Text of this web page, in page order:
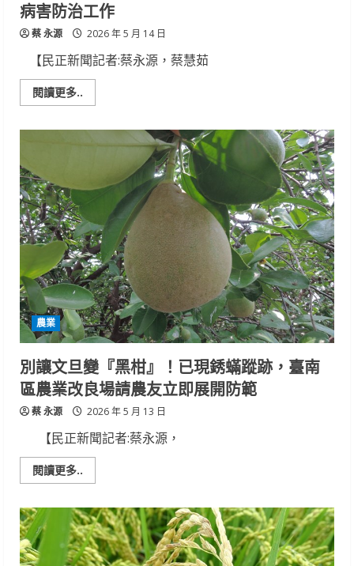
友
設
牛
產
卵
病害防治工作
蔡 永源 2026 年 5 月 14 日
【民正新聞記者:蔡永源，蔡慧茹
閱讀更多..
more
季
南
農
改
場
籲
農
友
加
強
作
物
病
害
防
治
工
作
農業
別讓文旦變『黑柑』！已現銹蟎蹤跡，臺南
區農業改良場請農友立即展開防範
蔡 永源 2026 年 5 月 13 日
【民正新聞記者:蔡永源，
閱讀更多..
more
讓
文
旦
變
『黑